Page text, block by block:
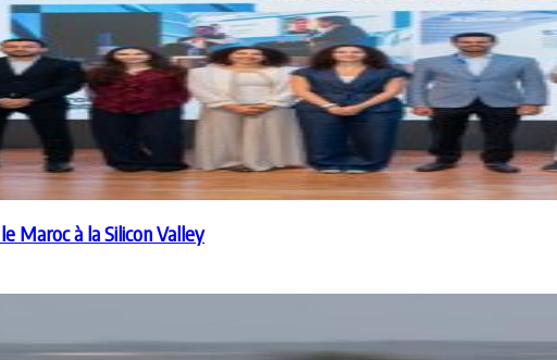
Maroc à la Silicon Valley